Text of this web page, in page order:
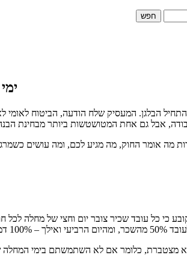
הבלגן. המעסיק שלח הודעה, הביטוח
אבל גם אחת המטושטשות ביותר מבחינת
מה אומר החוק, מה מגיע לכם, ומה עושים
הרגיל שלו.